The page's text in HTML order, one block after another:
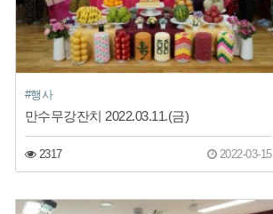
#행사
만수무강잔치 2022.03.11.(금)
2317 2022-03-15